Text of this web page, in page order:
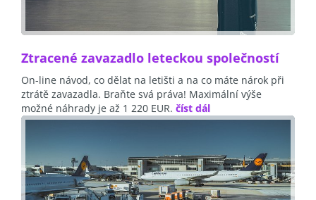
Ztracené zavazadlo leteckou společností
On-line návod, co dělat na letišti a na co máte nárok při
ztrátě zavazadla. Braňte svá práva! Maximální výše
možné náhrady je až 1 220 EUR. číst dál